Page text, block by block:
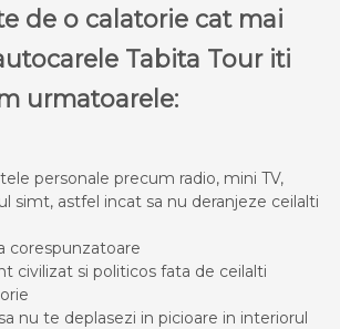
de o calatorie cat mai
Tabita Tour iti
urmatoarele:
personale precum radio, mini TV,
simt, astfel incat sa nu deranjeze ceilalti
corespunzatoare
civilizat si politicos fata de ceilalti
nu te deplasezi in picioare in interiorul